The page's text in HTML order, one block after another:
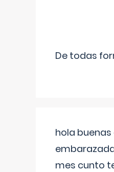
De todas
hola
mes cunto